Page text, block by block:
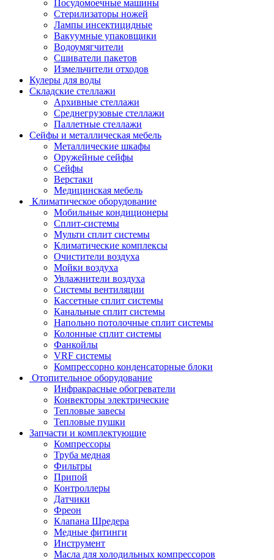
Посудомоечные машины
Стерилизаторы ножей
Лампы инсектицидные
Вакуумные упаковщики
Водоумягчители
Сшиватели пакетов
Измельчители отходов
Кулеры для воды
Складские стеллажи
Архивные стеллажи
Среднегрузовые стеллажи
Паллетные стеллажи
Сейфы и металлическая мебель
Металлические шкафы
Оружейные сейфы
Сейфы
Верстаки
Медицинская мебель
Климатическое оборудование
Мобильные кондиционеры
Сплит-системы
Мульти сплит системы
Климатические комплексы
Очистители воздуха
Мойки воздуха
Увлажнители воздуха
Системы вентиляции
Кассетные сплит системы
Канальные сплит системы
Напольно потолочные сплит системы
Колонные сплит системы
Фанкойлы
VRF системы
Компрессорно конденсаторные блоки
Отопительное оборудование
Инфракрасные обогреватели
Конвекторы электрические
Тепловые завесы
Тепловые пушки
Запчасти и комплектующие
Компрессоры
Труба медная
Фильтры
Припой
Контроллеры
Датчики
Фреон
Клапана Шредера
Медные фитинги
Инструмент
Масла для холодильных компрессоров